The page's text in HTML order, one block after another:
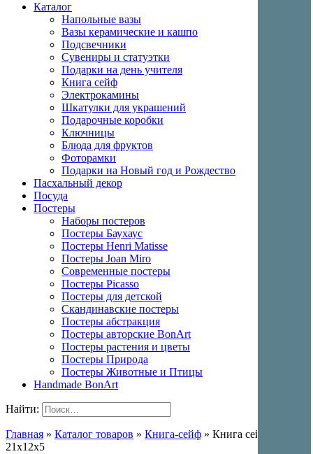
Каталог
Напольные вазы
Вазы керамические и кашпо
Подсвечники
Сувениры и статуэтки
Подарки на день учителя
Книга сейф
Электрокамины
Шкатулки для украшений
Подарочные коробки
Ключницы
Блюда для фруктов
Фоторамки
Подарки на Новый год и Рождество
Пасхальный декор
Посуда
Постеры
Наборы постеров
Постеры Баухаус
Постеры Henri Matisse
Постеры Joan Miro
Современные постеры
Постеры Picasso
Постеры для детской
Скандинавские постеры
Постеры абстракция
Постеры авторские BonArt
Постеры растения и цветы
Постеры Природа
Постеры Животные и Птицы
Handmade BonArt
Найти:
Главная » Каталог товаров » Книга-сейф » Книга сейф Океан
21x12x5